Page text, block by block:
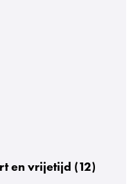
en vrijetijd (12)